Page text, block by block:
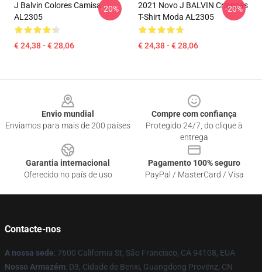
J Balvin Colores Camisa
AL2305
€ 24,38 - € 28,06
-20%
2021 Novo J BALVIN Crianças
T-Shirt Moda AL2305
€ 24,38 - € 28,06
-20%
Envio mundial
Enviamos para mais de 200 países
Compre com confiança
Protegido 24/7, do clique à
entrega
Garantia internacional
Oferecido no país de uso
Pagamento 100% seguro
PayPal / MasterCard / Visa
Contacte-nos
A nossa sede: 7600 California St, São Francisco, CA 94108, EUA
Nosso Armazém: D3, Cidade de Benxi, Guangdong Provënz, CN